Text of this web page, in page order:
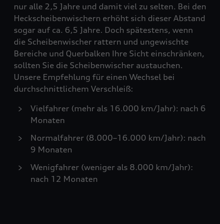
nur alle 2,5 Jahre und damit viel zu selten. Bei den
Heckscheibenwischern erhöht sich dieser Abstand
sogar auf ca. 6,5 Jahre. Doch spätestens, wenn
die Scheibenwischer rattern und ungewischte
Bereiche und Querbalken Ihre Sicht einschränken,
sollten Sie die Scheibenwischer austauchen.
Unsere Empfehlung für einen Wechsel bei
durchschnittlichem Verschleiß:
Vielfahrer (mehr als 16.000 km/Jahr): nach 6
Monaten
Normalfahrer (8.000–16.000 km/Jahr): nach
9 Monaten
Wenigfahrer (weniger als 8.000 km/Jahr):
nach 12 Monaten